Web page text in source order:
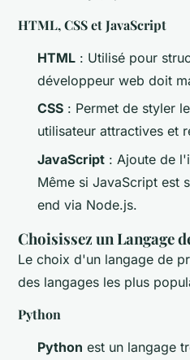
HTML, CSS et JavaScript
HTML : Utilisé pour
développeur web doit
CSS : Permet de styler
utilisateur attractives et
JavaScript : Ajoute de
Même si JavaScript est
end via Node.js.
Choisissez un Langage
Le choix d'un langage de
des langages les plus
Python
Python est un langage